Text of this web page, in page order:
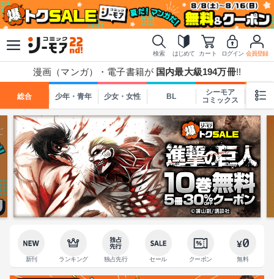
検索 はじめて カート ログイン 会員登録
漫画（マンガ）・電子書籍が 国内最大級194万冊!!
総合 少年・青年 少女・女性 BL
シーモア
コミックス
TL
新刊 ランキング 独占先行 セール クーポン 無料